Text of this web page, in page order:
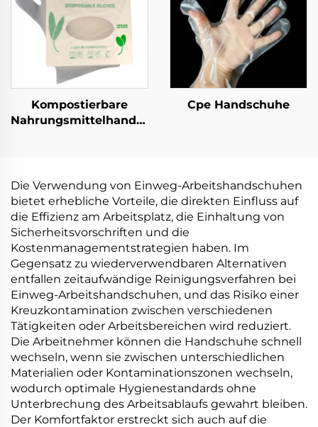
Kompostierbare
Nahrungsmittelhandschuhe
Material
Cpe Handschuhe
Die Verwendung von Einweg-Arbeitshandschuhen
bietet erhebliche Vorteile, die direkten Einfluss auf
die Effizienz am Arbeitsplatz, die Einhaltung von
Sicherheitsvorschriften und die
Kostenmanagementstrategien haben. Im
Gegensatz zu wiederverwendbaren Alternativen
entfallen zeitaufwändige Reinigungsverfahren bei
Einweg-Arbeitshandschuhen, und das Risiko einer
Kreuzkontamination zwischen verschiedenen
Tätigkeiten oder Arbeitsbereichen wird reduziert.
Die Arbeitnehmer können die Handschuhe schnell
wechseln, wenn sie zwischen unterschiedlichen
Materialien oder Kontaminationszonen wechseln,
wodurch optimale Hygienestandards ohne
Unterbrechung des Arbeitsablaufs gewahrt bleiben.
Der Komfortfaktor erstreckt sich auch auf die